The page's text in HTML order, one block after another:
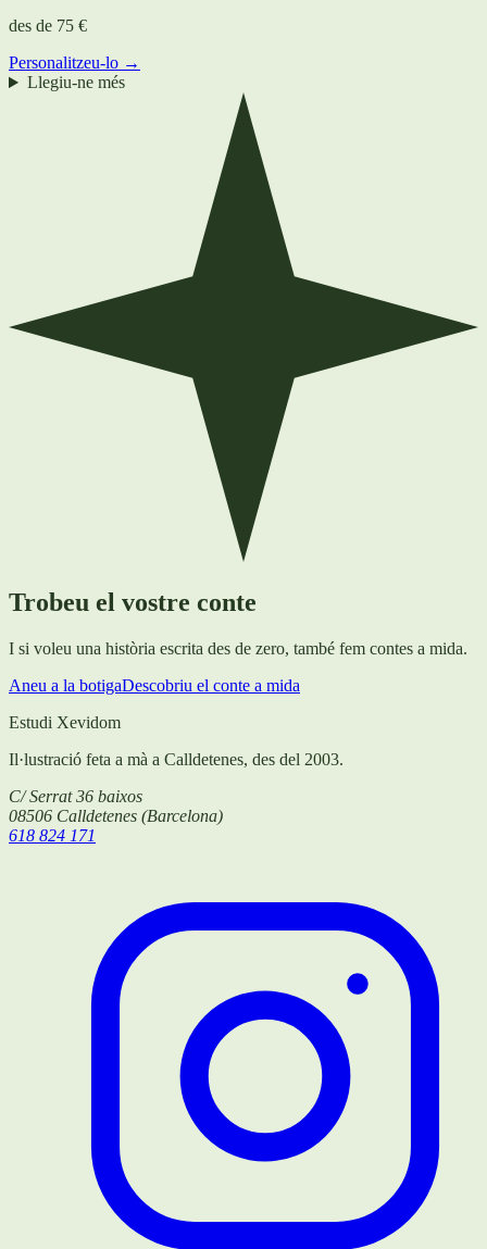
des de 75 €
Personalitzeu-lo →
Llegiu-ne més
Trobeu el vostre conte
I si voleu una història escrita des de zero, també fem contes a mida.
Aneu a la botigaDescobriu el conte a mida
Estudi Xevidom
Il·lustració feta a mà a Calldetenes, des del 2003.
C/ Serrat 36 baixos
08506 Calldetenes (Barcelona)
618 824 171